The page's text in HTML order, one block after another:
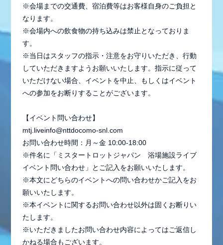
※会場までの交通費、宿泊費等はお客様自身のご負担と
なります。
※会場内への飲食物の持ち込みは禁止となっておりま
す。
※当日はスタッフの指示・注意をお守りいただき、行動
していただきますようお願いいたします。指示に従って
いただけない場合、イベントを中止、もしくはイベント
への参加をお断りすることがございます。
【イベント問い合わせ】
mtj.liveinfo@nttdocomo-snl.com
お問い合わせ時間：月～金 10:00-18:00
※件名に「ミスタートロットジャパン 浴場施設ライブ
イベント問い合わせ」とご記入をお願いいたします。
※本文にどちらのイベントへの問い合わせかご記入をお
願いいたします。
※本イベントに関するお問い合わせ以外は固くお断りい
たします。
※いただきましたお問い合わせ内容によってはご返信し
かねる場合もございます。